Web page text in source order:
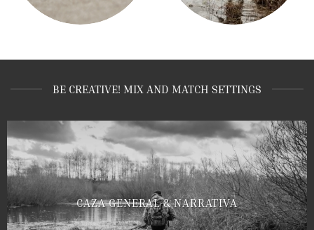
BE CREATIVE! MIX AND MATCH SETTINGS
CAZA GENERAL & NARRATIVA